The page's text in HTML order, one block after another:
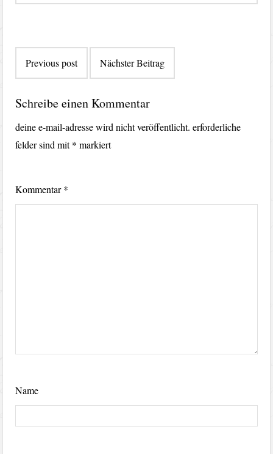
Previous post Nächster Beitrag
Schreibe einen Kommentar
deine e-mail-adresse wird nicht veröffentlicht. erforderliche
felder sind mit* markiert
Kommentar*
Name